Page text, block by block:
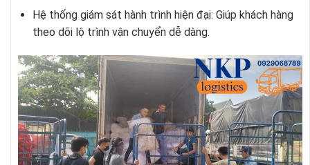
Hệ thống giám sát hành trình hiện đại: Giúp khách hàng
theo dõi lộ trình vận chuyển dễ dàng.